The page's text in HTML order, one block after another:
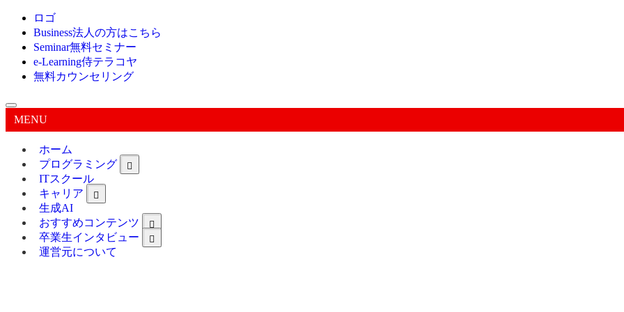
ロゴ
Business法人の方はこちら
Seminar無料セミナー
e-Learning侍テラコヤ
無料カウンセリング
MENU
ホーム
プログラミング
ITスクール
キャリア
生成AI
おすすめコンテンツ
卒業生インタビュー
運営元について